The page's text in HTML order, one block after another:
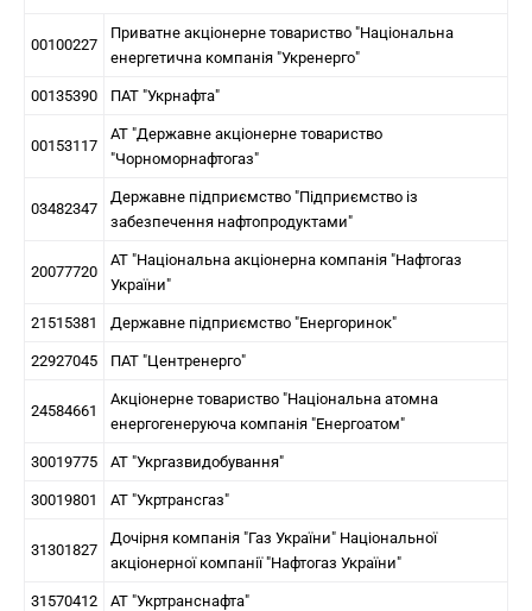
00100227
Приватне акціонерне товариство "Національна
енергетична компанія "Укренерго"
00135390 ПАТ "Укрнафта"
00153117
АТ "Державне акціонерне товариство
"Чорноморнафтогаз"
03482347
Державне підприємство "Підприємство із
забезпечення нафтопродуктами"
20077720
АТ "Національна акціонерна компанія "Нафтогаз
України"
21515381 Державне підприємство "Енергоринок"
22927045 ПАТ "Центренерго"
24584661
Акціонерне товариство "Національна атомна
енергогенеруюча компанія "Енергоатом"
30019775 АТ "Укргазвидобування"
30019801 АТ "Укртрансгаз"
31301827
Дочірня компанія "Газ України" Національної
акціонерної компанії "Нафтогаз України"
31570412 АТ "Укртранснафта"